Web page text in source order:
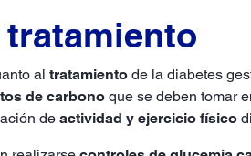
tratamiento
al tratamiento de la diabetes
de carbono que se deben tomar
de actividad y ejercicio físico